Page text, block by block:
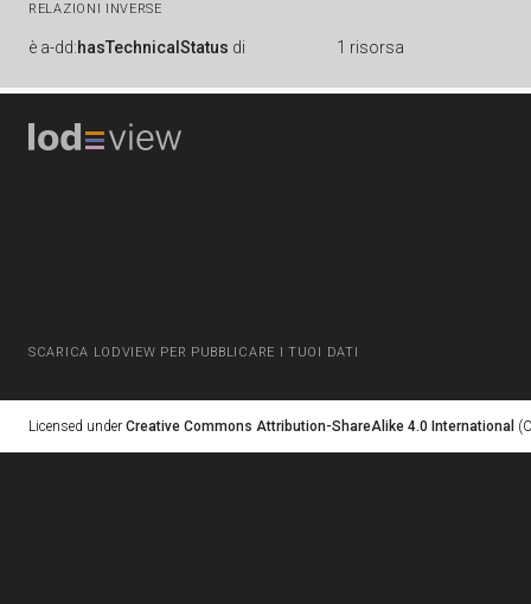
RELAZIONI INVERSE
è a-dd:hasTechnicalStatus di 1 risorsa
SCARICA LODVIEW PER PUBBLICARE I TUOI DATI
Licensed under Creative Commons Attribution-ShareAlike 4.0 International